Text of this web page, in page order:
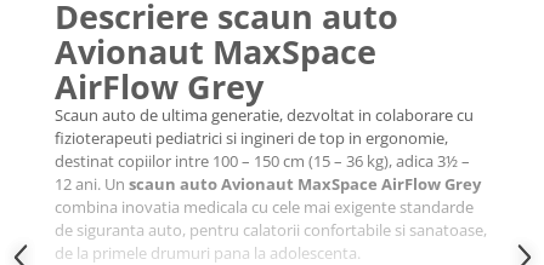
Descriere scaun auto
Avionaut MaxSpace
AirFlow Grey
Scaun auto de ultima generatie, dezvoltat in colaborare cu
fizioterapeuti pediatrici si ingineri de top in ergonomie,
destinat copiilor intre 100 – 150 cm (15 – 36 kg), adica 3½ –
12 ani. Un scaun auto Avionaut MaxSpace AirFlow Grey
combina inovatia medicala cu cele mai exigente standarde
de siguranta auto, pentru calatorii confortabile si sanatoase,
de la primele drumuri pana la adolescenta.